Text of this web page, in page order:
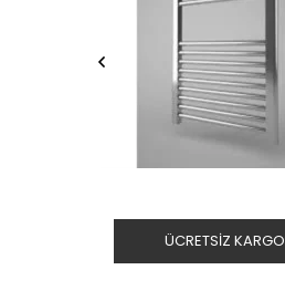
ÜCRETSIZ KARGO